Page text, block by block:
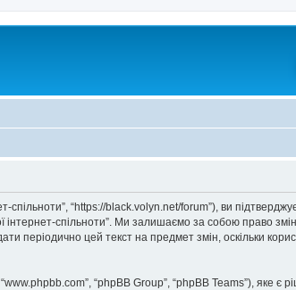
спільноти”, “https://black.volyn.net/forum”), ви
спільноти”. Ми залишаємо за собою право
періодично цей текст на предмет змін, оскільки
“phpBB Group”, “phpBB Teams”), яке є